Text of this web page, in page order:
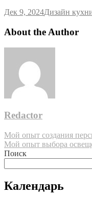
Дек 9, 2024Дизайн
About the Author
Redactor
Навигация
по
Мой опыт создания
Мой опыт выбора
Поиск
Календарь